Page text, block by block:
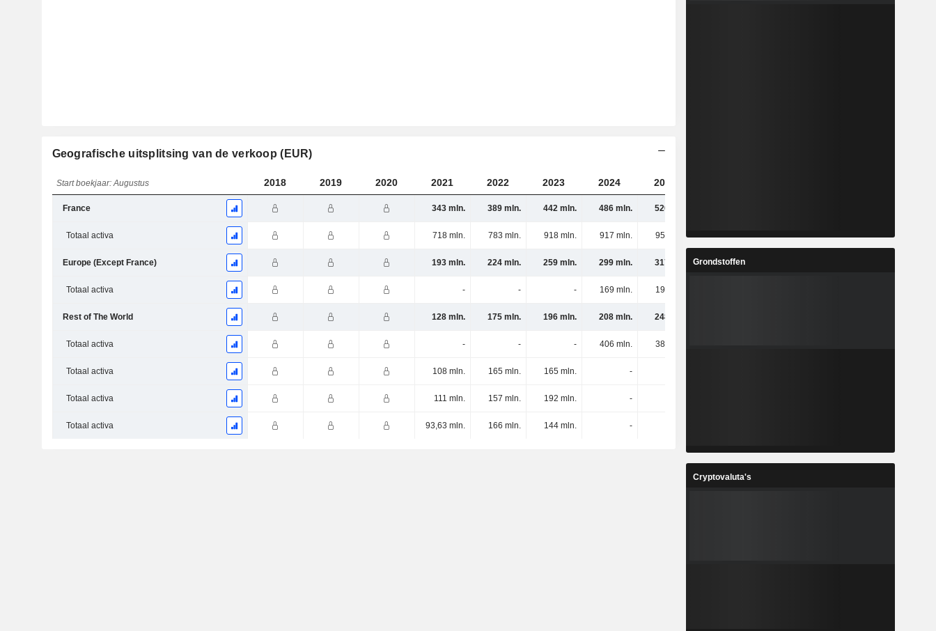
Geografische uitsplitsing van de verkoop (EUR)
Start boekjaar: Augustus 2018 2019 2020 2021 2022 2023 2024 2025
France 343 mln. 389 mln. 442 mln. 486 mln. 520 mln.
Totaal activa 718 mln. 783 mln. 918 mln. 917 mln. 957 mln.
Europe (Except France) 193 mln. 224 mln. 259 mln. 299 mln. 317 mln.
Totaal activa - - - 169 mln. 191 mln.
Rest of The World 128 mln. 175 mln. 196 mln. 208 mln. 248 mln.
Totaal activa - - - 406 mln. 383 mln.
Totaal activa 108 mln. 165 mln. 165 mln. -
Totaal activa 111 mln. 157 mln. 192 mln. -
Totaal activa 93,63 mln. 166 mln. 144 mln. -
Grondstoffen
Cryptovaluta's